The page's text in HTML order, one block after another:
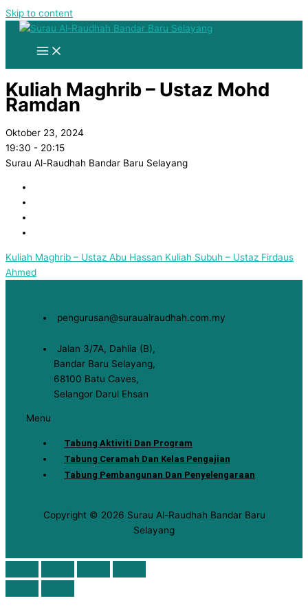
Skip to content
Kuliah Maghrib – Ustaz Mohd
Ramdan
Oktober 23, 2024
19:30 - 20:15
Surau Al-Raudhah Bandar Baru Selayang
Kuliah Maghrib – Ustaz Abu Hassan Kuliah Subuh – Ustaz Firdaus
Ahmed
pengurusan@suraualraudhah.com.my
Jalan 3/7A, Dahlia (B),
Bandar Baru Selayang,
68100 Batu Caves,
Selangor Darul Ehsan
Menu
Tabung Aktiviti Dan Program
Tabung Ceramah Dan Kelas Pengajian
Tabung Pembangunan Dan Penyelengaraan
Copyright © 2026 Surau Al-Raudhah Bandar Baru
Selayang